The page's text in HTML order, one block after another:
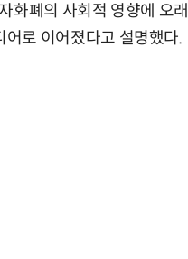
화폐의 사회적 영향에 오
로 이어졌다고 설명했다.